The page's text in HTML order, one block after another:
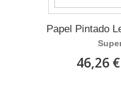
Papel Pintado
46,26 €